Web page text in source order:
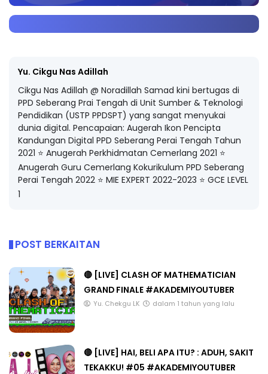
Yu. Cikgu Nas Adillah
Cikgu Nas Adillah @ Noradillah Samad kini bertugas di
PPD Seberang Prai Tengah di Unit Sumber & Teknologi
Pendidikan (USTP PPDSPT) yang sangat menyukai
dunia digital. Pencapaian: Augerah Ikon Pencipta
Kandungan Digital PPD Seberang Perai Tengah Tahun
2021 ⭐️ Anugerah Perkhidmatan Cemerlang 2021 ⭐️
Anugerah Guru Cemerlang Kokurikulum PPD Seberang
Perai Tengah 2022 ⭐️ MIE EXPERT 2022-2023 ⭐️ GCE LEVEL
1
POST BERKAITAN
🔴 [LIVE] CLASH OF MATHEMATICIAN
GRAND FINALE #AKADEMIYOUTUBER
Yu. Chekgu LK dalam 1 tahun yang lalu
🔴 [LIVE] HAI, BELI APA ITU? : ADUH, SAKIT
TEKAKKU! #05 #AKADEMIYOUTUBER